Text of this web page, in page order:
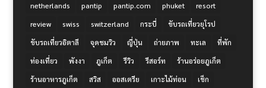
netherlands
pantip pantip.com phuket
resort
review
swiss switzerland กระบี่
ขับรถเที่ยวยุโรป
ขับรถเที่ยวอิตาลี
จุดชมวิว ญี่ปุ่น ถ่ายภาพ ทะเล
ที่พัก
ท่องเที่ยว
พังงา ภูเก็ต รีวิว รีสอร์ท
ร้านอร่อยภูเก็ต
ร้านอาหารภูเก็ต
สวิส ออสเตรีย เกาะไม้ท่อน
เช็ก